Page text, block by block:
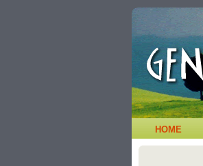
HOME